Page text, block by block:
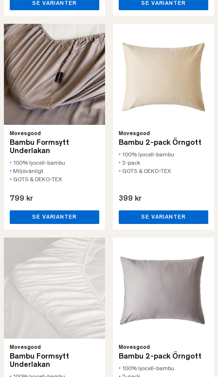
SE VARIANTER SE VARIANTER
Movesgood
Bambu Formsytt
Underlakan
• 100% lyocell-bambu
• Miljövänligt
• GOTS & OEKO-TEX
799 kr
SE VARIANTER
Movesgood
Bambu 2-pack Örngott
• 100% lyocell-bambu
• 2-pack
• GOTS & OEKO-TEX
399 kr
SE VARIANTER
Movesgood
Bambu Formsytt
Underlakan
Movesgood
Bambu 2-pack Örngott
• 100% lyocell-bambu